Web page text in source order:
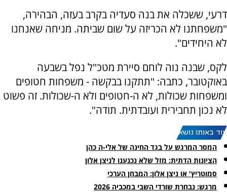
דרעי, ששכלה את בנה סעדיה בקרב בעזה, הבהירה,
"משפחתנו לא הכריזה על שום שביתה. מניחה שאנחנו
לא היחידים".
לקס, שבנה נוה לוחם סיירת מטכ"ל נפל בשבעה
באוקטובר, כתבה: "תתקנו בבקשה - משפחות חטופים
ומשפחות שכולות, לא ה-חטופים ולא ה-שכולות. זה פשוט
לא נכון תחבירית ועובדתית. תודה".
עוד באותו נושא:
המסר המרגש על בגד החינה של אלי-ה כהן
הציונות הדתית: מזל שלא נכנענו לניצן אלון
סמוטריץ' או ניצן אלון: המבחן הערכי
מרגש: נבחרת שורדי השבי במכביה 2026